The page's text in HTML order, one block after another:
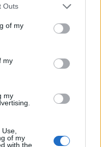
Outs
of my
my
my
of my
with the
αχαριστία, 22 χρόνια
της επέκτασης του
που κερδίζουν